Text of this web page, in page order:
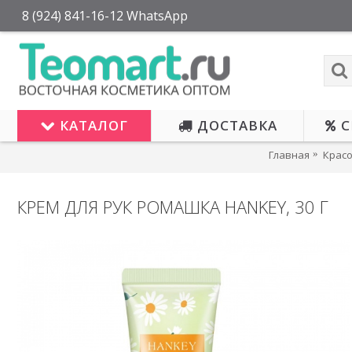
8 (924) 841-16-12 WhatsApp
КАТАЛОГ ДОСТАВКА
Главная
КРЕМ ДЛЯ РУК РОМАШКА HANKEY, 30 Г